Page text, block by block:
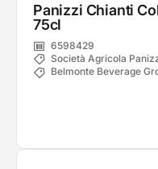
Panizzi Chianti
75cl
6598429
Società Agricola
Belmonte Beverage